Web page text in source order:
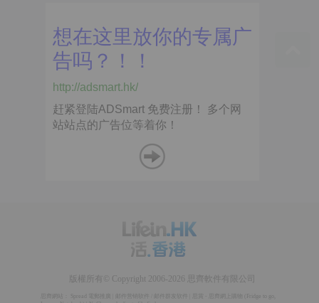
版權所有© Copyright 2006-2026 思齊軟件有限公司
Spread 電郵推廣